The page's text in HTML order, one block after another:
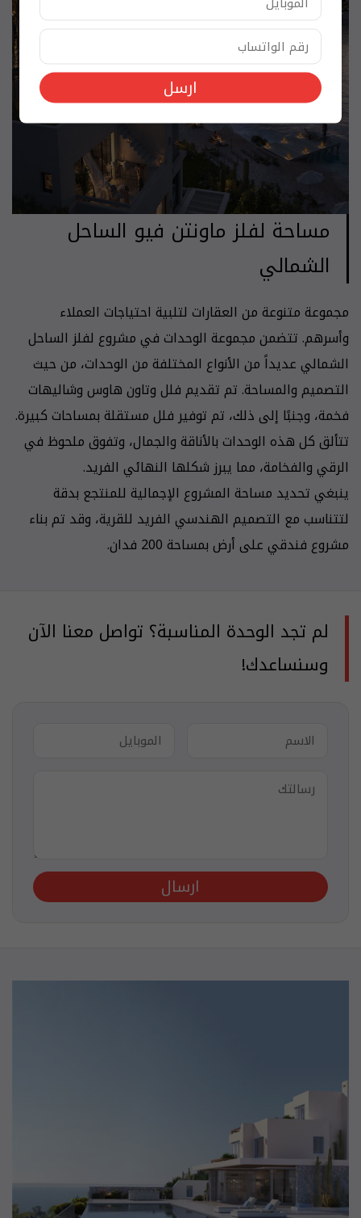
مساحة لفلز ماونتن فيو الساحل
الشمالي
مجموعة متنوعة من العقارات لتلبية احتياجات العملاء
وأسرهم. تتضمن مجموعة الوحدات في مشروع لفلز الساحل
الشمالي عديداً من الأنواع المختلفة من الوحدات، من حيث
التصميم والمساحة. تم تقديم فلل وتاون هاوس وشاليهات
فخمة، وجنبًا إلى ذلك، تم توفير فلل مستقلة بمساحات كبيرة.
تتألق كل هذه الوحدات بالأناقة والجمال، وتفوق ملحوظ في
الرقي والفخامة، مما يبرز شكلها النهائي الفريد.
ينبغي تحديد مساحة المشروع الإجمالية للمنتجع بدقة
لتتناسب مع التصميم الهندسي الفريد للقرية، وقد تم بناء
مشروع فندقي على أرض بمساحة 200 فدان.
لم تجد الوحدة المناسبة؟ تواصل معنا الآن
وسنساعدك!
ارسال
ارسل